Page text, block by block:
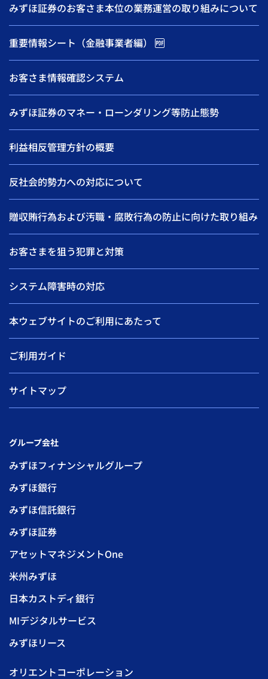
みずほ証券のお客さま本位の業務運営の取り組みについて
重要情報シート（金融事業者編）
お客さま情報確認システム
みずほ証券のマネー・ローンダリング等防止態勢
利益相反管理方針の概要
反社会的勢力への対応について
贈収賄行為および汚職・腐敗行為の防止に向けた取り組み
お客さまを狙う犯罪と対策
システム障害時の対応
本ウェブサイトのご利用にあたって
ご利用ガイド
サイトマップ
グループ会社
みずほフィナンシャルグループ
みずほ銀行
みずほ信託銀行
みずほ証券
アセットマネジメントOne
米州みずほ
日本カストディ銀行
MIデジタルサービス
みずほリース
オリエントコーポレーション